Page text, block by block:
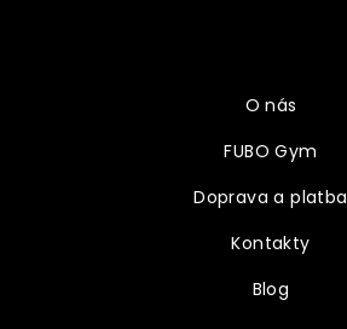
O nás
FUBO Gym
Doprava a platba
Kontakty
Blog